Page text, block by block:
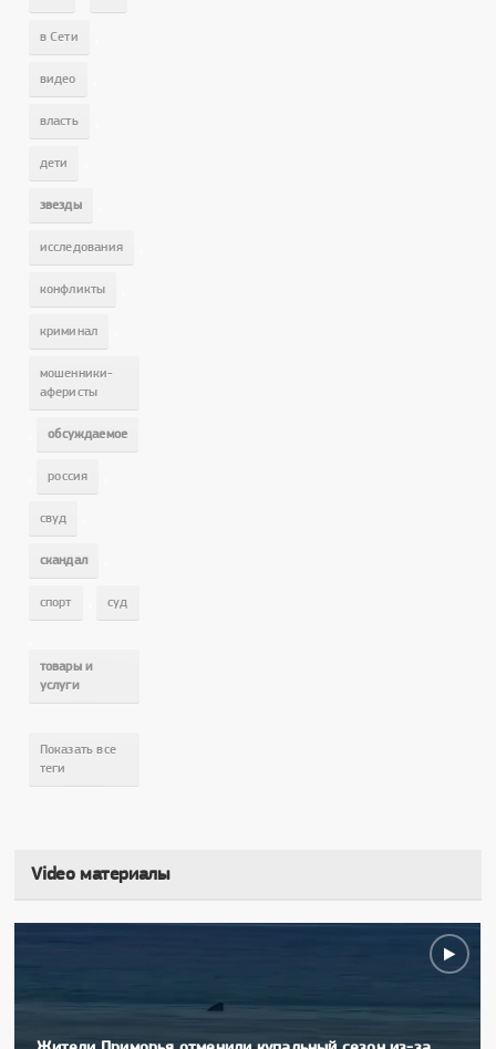
в Сети
видео
власть
дети
звезды
исследования
конфликты
криминал
мошенники-
аферисты
обсуждаемое
россия
свуд
скандал
спорт суд
товары и
услуги
Показать все
теги
Video материалы